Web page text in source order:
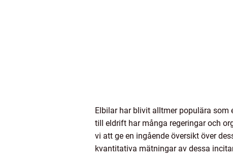
Elbilar har blivit alltmer populära
till eldrift har många regeringar och
vi att ge en ingående översikt över
kvantitativa mätningar av dessa